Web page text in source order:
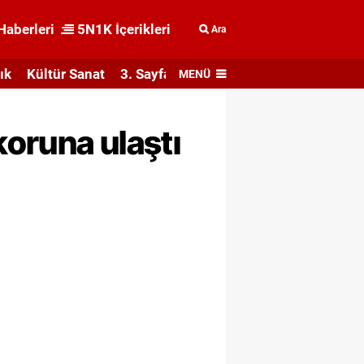
5N1K İçerikleri Ara
Kültür Sanat 3. Sayfa MENÜ
ulaştı